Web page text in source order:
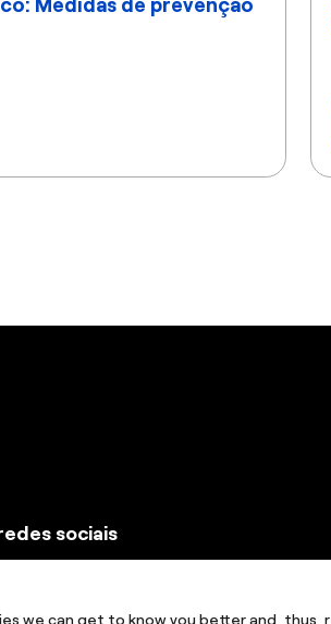
we can get to know you better and,
Medidas de prevenção
sociais